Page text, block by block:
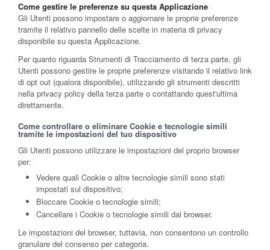
Come gestire le preferenze su questa Applicazione
Gli Utenti possono impostare o aggiornare le proprie preferenze
tramite il relativo pannello delle scelte in materia di privacy
disponibile su questa Applicazione.
Per quanto riguarda Strumenti di Tracciamento di terza parte, gli
Utenti possono gestire le proprie preferenze visitando il relativo link
di opt out (qualora disponibile), utilizzando gli strumenti descritti
nella privacy policy della terza parte o contattando quest'ultima
direttamente.
Come controllare o eliminare Cookie e tecnologie simili
tramite le impostazioni del tuo dispositivo
Gli Utenti possono utilizzare le impostazioni del proprio browser
per:
Vedere quali Cookie o altre tecnologie simili sono stati
impostati sul dispositivo;
Bloccare Cookie o tecnologie simili;
Cancellare i Cookie o tecnologie simili dal browser.
Le impostazioni del browser, tuttavia, non consentono un controllo
granulare del consenso per categoria.